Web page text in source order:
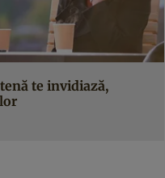
te invidiază,